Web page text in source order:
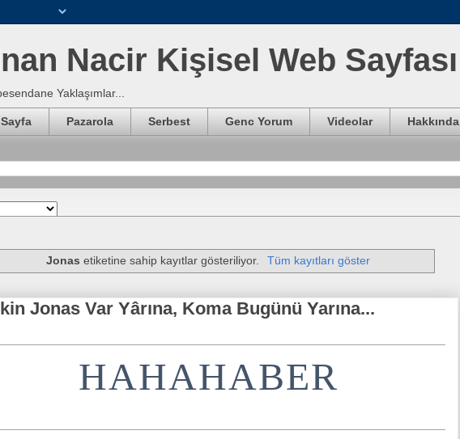
Nacir Kişisel Web Sayfası
Yaklaşımlar...
Pazarola Serbest Genc Yorum Videolar Hakkında
Jonas etiketine sahip kayıtlar gösteriliyor. Tüm kayıtları göster
Jonas Var Yârına, Koma Bugünü Yarına...
HAHAHABER